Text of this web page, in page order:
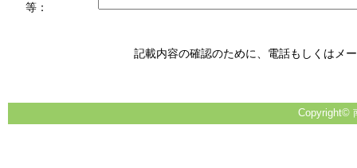
等：
記載内容の確認のために、電話もしくはメ
Copyright©